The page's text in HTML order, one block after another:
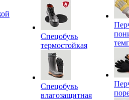
Спецобувь
термостойкая
Спецобувь
влагозащитная